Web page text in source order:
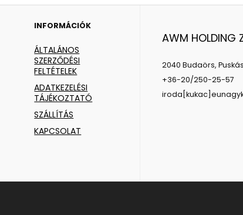
INFORMÁCIÓK
ÁLTALÁNOS
SZERZŐDÉSI
FELTÉTELEK
ADATKEZELÉSI
TÁJÉKOZTATÓ
SZÁLLÍTÁS
KAPCSOLAT
AWM HOLDING
2040 Budaörs,
+36-20/250-25-57